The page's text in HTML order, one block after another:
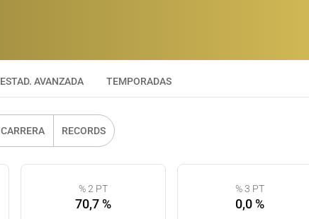
ESTAD. AVANZADA TEMPORADAS
CARRERA RECORDS
% 2 PT
70,7 %
% 3 PT
0,0 %